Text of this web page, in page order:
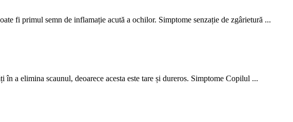
fi primul semn de inflamație acută a ochilor. Simptome senzație de zgârietură ...
a elimina scaunul, deoarece acesta este tare și dureros. Simptome Copilul ...